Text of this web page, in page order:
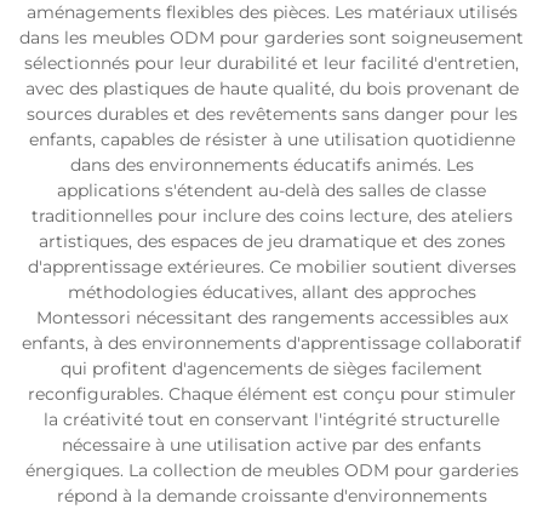
aménagements flexibles des pièces. Les matériaux utilisés
dans les meubles ODM pour garderies sont soigneusement
sélectionnés pour leur durabilité et leur facilité d'entretien,
avec des plastiques de haute qualité, du bois provenant de
sources durables et des revêtements sans danger pour les
enfants, capables de résister à une utilisation quotidienne
dans des environnements éducatifs animés. Les
applications s'étendent au-delà des salles de classe
traditionnelles pour inclure des coins lecture, des ateliers
artistiques, des espaces de jeu dramatique et des zones
d'apprentissage extérieures. Ce mobilier soutient diverses
méthodologies éducatives, allant des approches
Montessori nécessitant des rangements accessibles aux
enfants, à des environnements d'apprentissage collaboratif
qui profitent d'agencements de sièges facilement
reconfigurables. Chaque élément est conçu pour stimuler
la créativité tout en conservant l'intégrité structurelle
nécessaire à une utilisation active par des enfants
énergiques. La collection de meubles ODM pour garderies
répond à la demande croissante d'environnements